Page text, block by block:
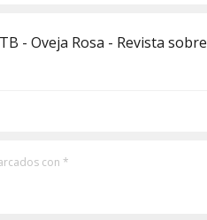
- Oveja Rosa - Revista sobre
con *